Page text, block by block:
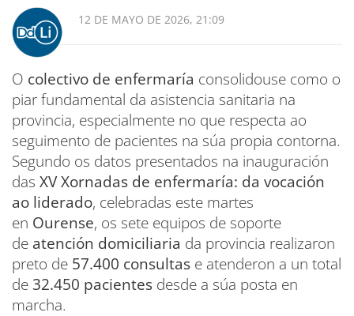
12 DE MAYO DE 2026, 21:09
O colectivo de enfermaría consolidouse como o
piar fundamental da asistencia sanitaria na
provincia, especialmente no que respecta ao
seguimento de pacientes na súa propia contorna.
Segundo os datos presentados na inauguración
das XV Xornadas de enfermaría: da vocación
ao liderado, celebradas este martes
en Ourense, os sete equipos de soporte
de atención domiciliaria da provincia realizaron
preto de 57.400 consultas e atenderon a un total
de32.450 pacientes desde a súa posta en
marcha.